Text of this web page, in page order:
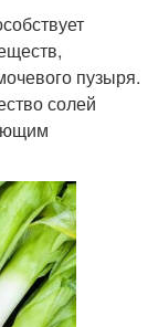
пузыря.
солей